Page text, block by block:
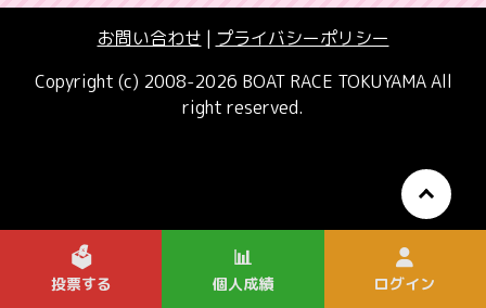
お問い合わせ | プライバシーポリシー
Copyright (c) 2008-2026 BOAT RACE TOKUYAMA All
right reserved.
🗳️
投票する
📊
個人成績 ログイン